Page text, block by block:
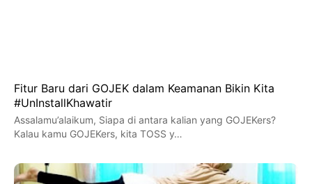
Fitur Baru dari GOJEK dalam Keamanan Bikin Kita
#UnInstallKhawatir
Assalamu’alaikum, Siapa di antara kalian yang GOJEKers?
Kalau kamu GOJEKers, kita TOSS y…